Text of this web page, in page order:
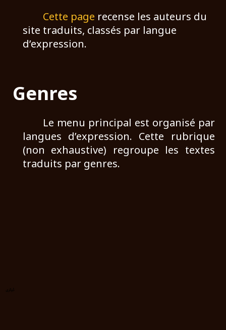
Cette page recense les auteurs du
site traduits, classés par langue
d’expression.
Genres
Le menu principal est organisé par
langues d’expression. Cette rubrique
(non exhaustive) regroupe les textes
traduits par genres.